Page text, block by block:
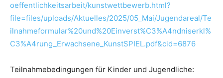
oeffentlichkeitsarbeit/kunstwettbewerb.html?
file=files/uploads/Aktuelles/2025/05_Mai/Jugendareal/Te
ilnahmeformular%20und%20Einverst%C3%A4ndniserkl%
C3%A4rung_Erwachsene_KunstSPIEL.pdf&cid=6876
Teilnahmebedingungen für Kinder und Jugendliche: